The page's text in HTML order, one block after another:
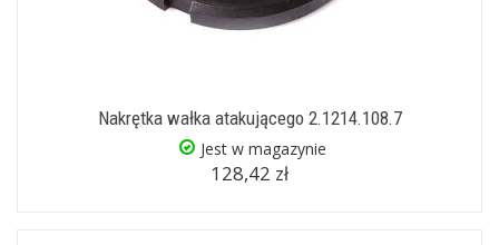
Nakrętka wałka atakującego 2.1214.108.7
Jest w magazynie
128,42 zł